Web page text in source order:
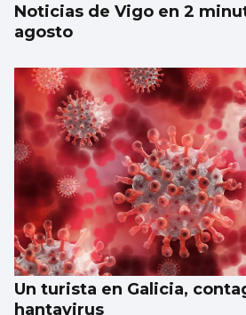
Noticias de Vigo en 2
agosto
Un turista en Galicia,
hantavirus